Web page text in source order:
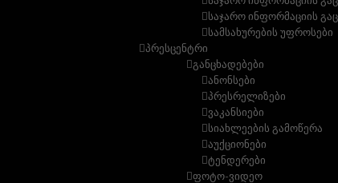
საჯარო ინფორმაციის
სამსახურების უფროსები
პრესცენტრი
განცხადებები
ანონსები
პრესრელიზები
ვაკანსიები
სიახლეების გამოწერა
აუქციონები
ტენდერები
ფოტო-ვიდეო